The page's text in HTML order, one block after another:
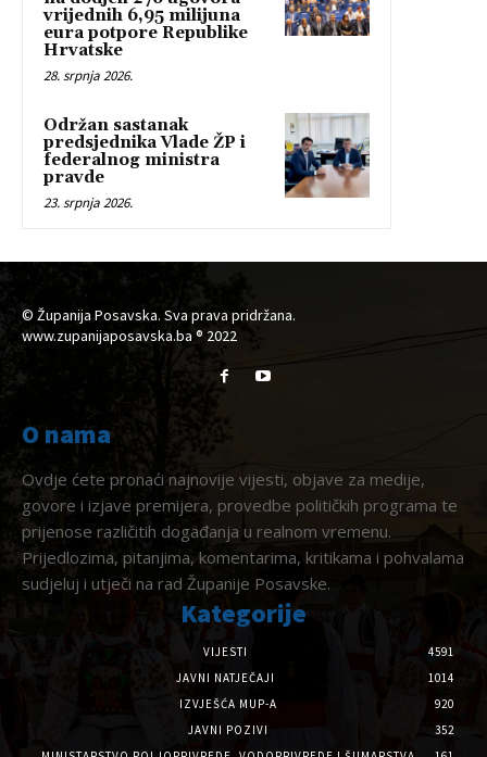
vrijednih 6,95 milijuna
eura potpore Republike
Hrvatske
28. srpnja 2026.
Održan sastanak
predsjednika Vlade ŽP i
federalnog ministra
pravde
23. srpnja 2026.
© Županija Posavska. Sva prava pridržana.
www.zupanijaposavska.ba ® 2022
O nama
Ovdje ćete pronaći najnovije vijesti, objave za medije,
govore i izjave premijera, provedbe političkih programa te
prijenose različitih događanja u realnom vremenu.
Prijedlozima, pitanjima, komentarima, kritikama i pohvalama
sudjeluj i utječi na rad Županije Posavske.
Kategorije
VIJESTI
4591
JAVNI NATJEČAJI
1014
IZVJEŠĆA MUP-A
920
JAVNI POZIVI
352